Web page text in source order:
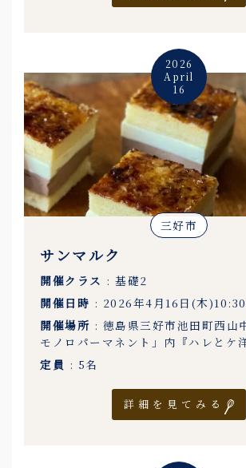
2026
April
16
三好市
サンマルク
開催クラス : 基礎2
開催日時 : 2026年4月16日(木
開催場所 : 徳島県三好市池田町西山
モノロパーマネント」内『ハレとケ
定員 : 5名
詳細を見てみる